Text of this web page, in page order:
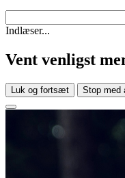
Indlæser...
Vent venligst
Luk og fortsæt Stop med